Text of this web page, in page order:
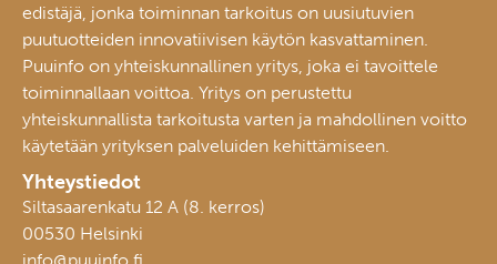
edistäjä, jonka toiminnan tarkoitus on uusiutuvien
puutuotteiden innovatiivisen käytön kasvattaminen.
Puuinfo on yhteiskunnallinen yritys, joka ei tavoittele
toiminnallaan voittoa. Yritys on perustettu
yhteiskunnallista tarkoitusta varten ja mahdollinen voitto
käytetään yrityksen palveluiden kehittämiseen.
Yhteystiedot
Siltasaarenkatu 12 A (8. kerros)
00530 Helsinki